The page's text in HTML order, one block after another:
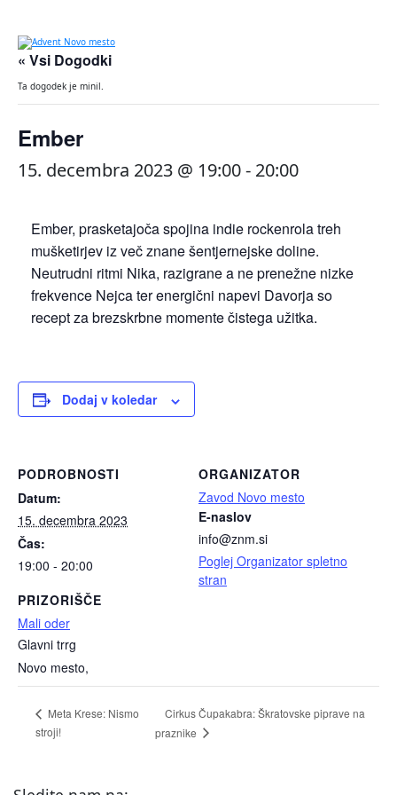
« Vsi Dogodki
Ta dogodek je minil.
Ember
15. decembra 2023 @ 19:00- 20:00
Ember, prasketajoča spojina indie rockenrola treh
mušketirjev iz več znane šentjernejske doline.
Neutrudni ritmi Nika, razigrane a ne prenežne nizke
frekvence Nejca ter energični napevi Davorja so
recept za brezskrbne momente čistega užitka.
Dodaj v koledar
PODROBNOSTI
Datum:
15. decembra 2023
Čas:
19:00 - 20:00
PRIZORIŠČE
Mali oder
Glavni trrg
Novo mesto,
ORGANIZATOR
Zavod Novo mesto
E-naslov
info@znm.si
Poglej Organizator spletno
stran
Meta Krese: Nismo
stroji!
Cirkus Čupakabra: Škratovske piprave na
praznike